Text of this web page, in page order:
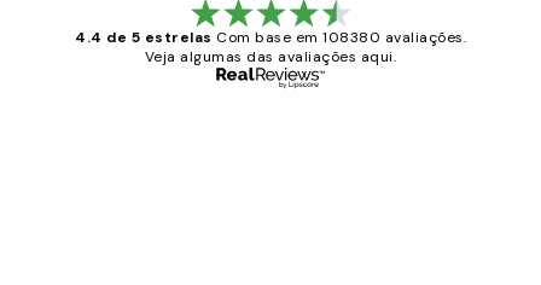
4.4 de 5 estrelas Com base em 108380 avaliações.
Veja algumas das avaliações aqui.